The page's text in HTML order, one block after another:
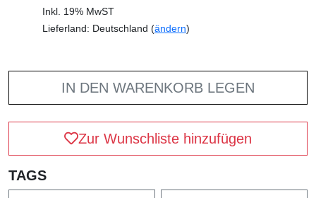
Inkl. 19% MwST
Lieferland: Deutschland (ändern)
IN DEN WARENKORB LEGEN
Zur Wunschliste hinzufügen
TAGS